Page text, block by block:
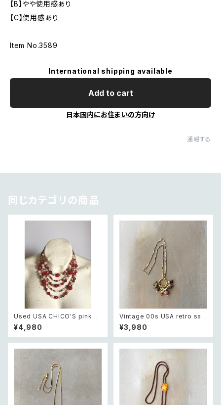
【B】やや使用感あり
【C】使用感あり
Item No.3589
International shipping available
Add to cart
日本国内にお住まいの方向け
通報する
同じカテゴリの商品
Used USA CHICO'S pink×
white beads necklace レト
ロ アメリカ ユーズド アクセサリ
ー チコス ピンク×ホワイト ビー
¥4,980
Vintage 00s USA retro saf
ari design elephant swing
charm necklace レトロ アメ
リカ ヴィンテージ アクセサリー
ゾウ スウィング チャーム ネック
¥3,980